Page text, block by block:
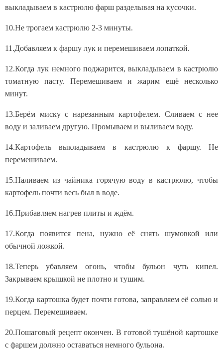
выкладываем в кастрюлю фарш разделывая на кусочки.
10.Не трогаем кастрюлю 2-3 минуты.
11.Добавляем к фаршу лук и перемешиваем лопаткой.
12.Когда лук немного поджарится, выкладываем в кастрюлю
томатную пасту. Перемешиваем и жарим ещё несколько
минут.
13.Берём миску с нарезанным картофелем. Сливаем с нее
воду и заливаем другую. Промываем и выливаем воду.
14.Картофель выкладываем в кастрюлю к фаршу. Не
перемешиваем.
15.Наливаем из чайника горячую воду в кастрюлю, чтобы
картофель почти весь был в воде.
16.Прибавляем нагрев плиты и ждём.
17.Когда появится пена, нужно её снять шумовкой или
обычной ложкой.
18.Теперь убавляем огонь, чтобы бульон чуть кипел.
Закрываем крышкой не плотно и тушим.
19.Когда картошка будет почти готова, заправляем её солью и
перцем. Перемешиваем.
20.Пошаговый рецепт окончен. В готовой тушёной картошке
с фаршем должно оставаться немного бульона.